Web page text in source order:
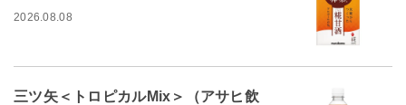
2026.08.08
三ツ矢＜トロピカルMix＞（アサヒ飲